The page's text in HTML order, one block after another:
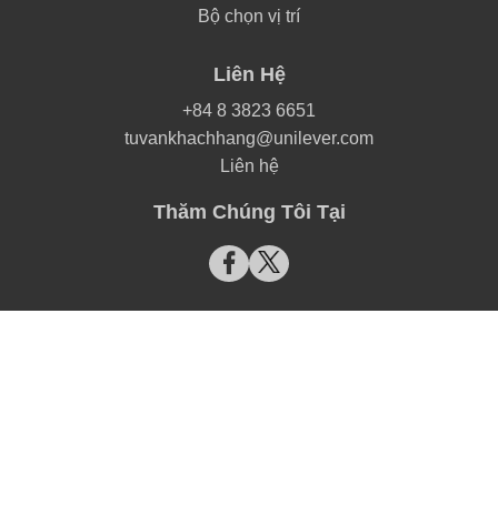
Bộ chọn vị trí
Liên Hệ
+84 8 3823 6651
tuvankhachhang@unilever.com
Liên hệ
Thăm Chúng Tôi Tại